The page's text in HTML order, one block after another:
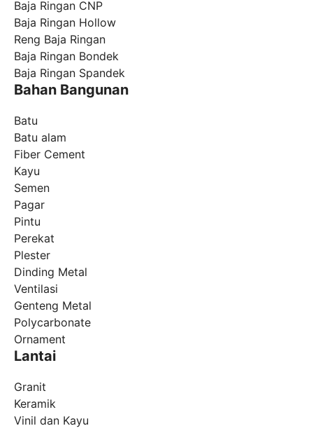
Baja Ringan CNP
Baja Ringan Hollow
Reng Baja Ringan
Baja Ringan Bondek
Baja Ringan Spandek
Bahan Bangunan
Batu
Batu alam
Fiber Cement
Kayu
Semen
Pagar
Pintu
Perekat
Plester
Dinding Metal
Ventilasi
Genteng Metal
Polycarbonate
Ornament
Lantai
Granit
Keramik
Vinil dan Kayu